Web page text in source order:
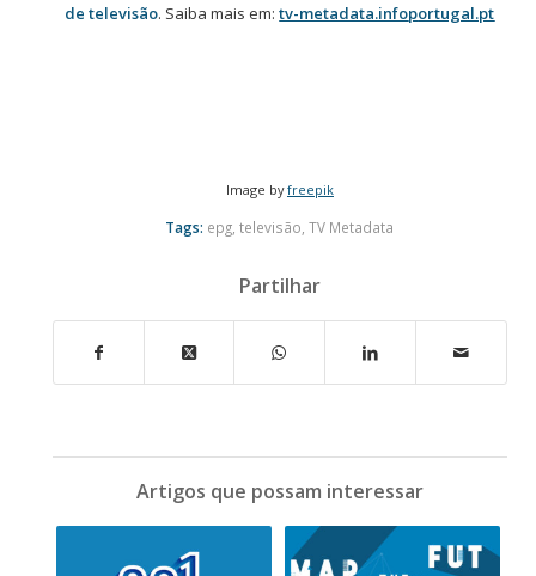
de televisão. Saiba mais em:tv-metadata.infoportugal.pt
Image byfreepik
Tags: epg ,televisão ,TV Metadata
Partilhar
Artigos que possam interessar